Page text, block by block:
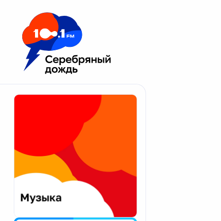
Москва 100.1 FM
Апатиты
Екатеринбург
Калининград
Калуга